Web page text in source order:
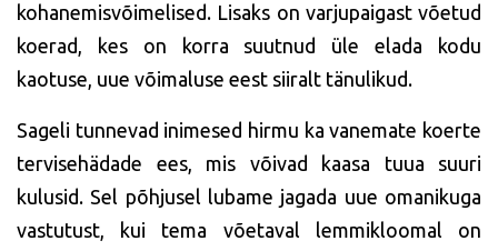
kohanemisvõimelised. Lisaks on varjupaigast võetud
koerad, kes on korra suutnud üle elada kodu
kaotuse, uue võimaluse eest siiralt tänulikud.
Sageli tunnevad inimesed hirmu ka vanemate koerte
tervisehädade ees, mis võivad kaasa tuua suuri
kulusid. Sel põhjusel lubame jagada uue omanikuga
vastutust, kui tema võetaval lemmikloomal on